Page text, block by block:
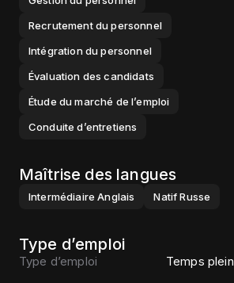
Recrutement du personnel
Intégration du personnel
Évaluation des candidats
Étude du marché de l’emploi
Conduite d’entretiens
Maîtrise des langues
Intermédiaire Anglais Natif Russe
Type d’emploi
Type d’emploi
Temps plein